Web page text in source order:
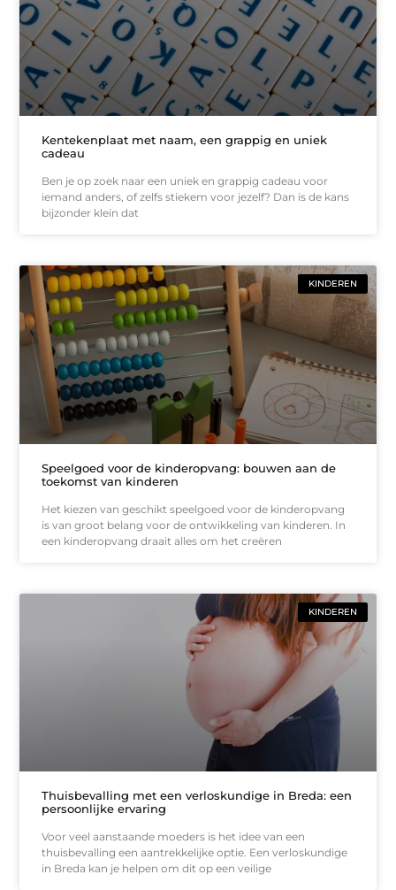
Kentekenplaat met naam, een grappig en uniek
cadeau
Ben je op zoek naar een uniek en grappig cadeau voor
iemand anders, of zelfs stiekem voor jezelf? Dan is de kans
bijzonder klein dat
KINDEREN
Speelgoed voor de kinderopvang: bouwen aan de
toekomst van kinderen
Het kiezen van geschikt speelgoed voor de kinderopvang
is van groot belang voor de ontwikkeling van kinderen. In
een kinderopvang draait alles om het creëren
KINDEREN
Thuisbevalling met een verloskundige in Breda: een
persoonlijke ervaring
Voor veel aanstaande moeders is het idee van een
thuisbevalling een aantrekkelijke optie. Een verloskundige
in Breda kan je helpen om dit op een veilige